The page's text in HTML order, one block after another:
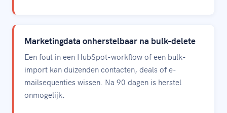
Marketingdata onherstelbaar na bulk-delete
Een fout in een HubSpot-workflow of een bulk-
import kan duizenden contacten, deals of e-
mailsequenties wissen. Na 90 dagen is herstel
onmogelijk.